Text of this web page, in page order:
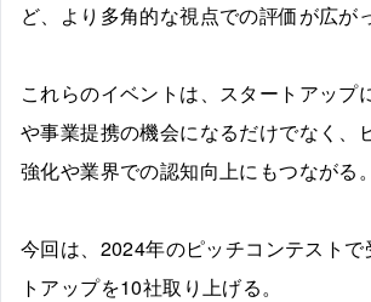
ど、より多角的な視点での評価が広が
これらのイベントは、スタートアップ
や事業提携の機会になるだけでなく、
強化や業界での認知向上にもつながる。
今回は、2024年のピッチコンテストで
トアップを10社取り上げる。